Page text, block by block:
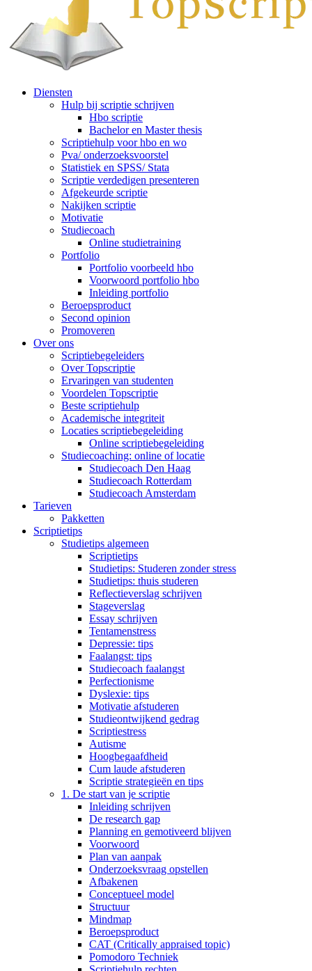
Diensten
Hulp bij scriptie schrijven
Hbo scriptie
Bachelor en Master thesis
Scriptiehulp voor hbo en wo
Pva/ onderzoeksvoorstel
Statistiek en SPSS/ Stata
Scriptie verdedigen presenteren
Afgekeurde scriptie
Nakijken scriptie
Motivatie
Studiecoach
Online studietraining
Portfolio
Portfolio voorbeeld hbo
Voorwoord portfolio hbo
Inleiding portfolio
Beroepsproduct
Second opinion
Promoveren
Over ons
Scriptiebegeleiders
Over Topscriptie
Ervaringen van studenten
Voordelen Topscriptie
Beste scriptiehulp
Academische integriteit
Locaties scriptiebegeleiding
Online scriptiebegeleiding
Studiecoaching: online of locatie
Studiecoach Den Haag
Studiecoach Rotterdam
Studiecoach Amsterdam
Tarieven
Pakketten
Scriptietips
Studietips algemeen
Scriptietips
Studietips: Studeren zonder stress
Studietips: thuis studeren
Reflectieverslag schrijven
Stageverslag
Essay schrijven
Tentamenstress
Depressie: tips
Faalangst: tips
Studiecoach faalangst
Perfectionisme
Dyslexie: tips
Motivatie afstuderen
Studieontwijkend gedrag
Scriptiestress
Autisme
Hoogbegaafdheid
Cum laude afstuderen
Scriptie strategieën en tips
1. De start van je scriptie
Inleiding schrijven
De research gap
Planning en gemotiveerd blijven
Voorwoord
Plan van aanpak
Onderzoeksvraag opstellen
Afbakenen
Conceptueel model
Structuur
Mindmap
Beroepsproduct
CAT (Critically appraised topic)
Pomodoro Techniek